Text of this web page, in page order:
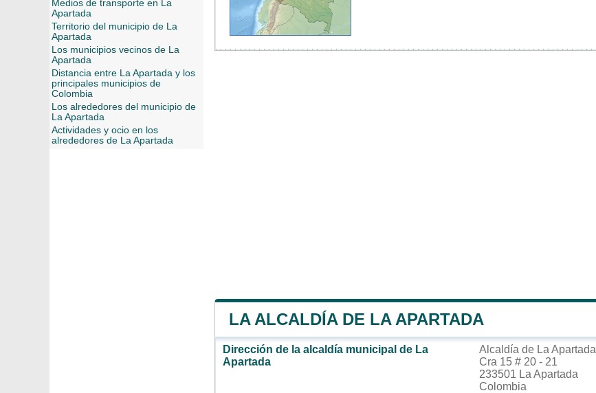
LA ALCALDÍA DE LA APARTADA
Dirección de la alcaldía municipal de La
Apartada
Alcaldía de La Apartada
Cra 15 # 20 - 21
233501 La Apartada
Colombia
Medios de transporte en La
Apartada
Territorio del municipio de La
Apartada
Los municipios vecinos de La
Apartada
Distancia entre La Apartada y los
principales municipios de
Colombia
Los alrededores del municipio de
La Apartada
Actividades y ocio en los
alrededores de La Apartada